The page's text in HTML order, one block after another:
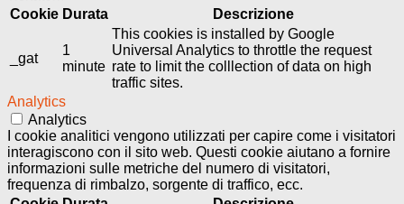
Cookie Durata Descrizione
_gat
1
minute
This cookies is installed by Google
Universal Analytics to throttle the request
rate to limit the colllection of data on high
traffic sites.
Analytics
Analytics
I cookie analitici vengono utilizzati per capire come i visitatori
interagiscono con il sito web. Questi cookie aiutano a fornire
informazioni sulle metriche del numero di visitatori,
frequenza di rimbalzo, sorgente di traffico, ecc.